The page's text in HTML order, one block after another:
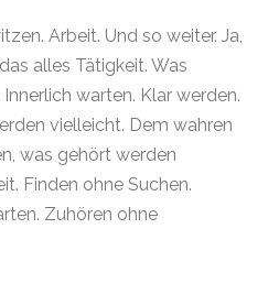
Arbeit. Und so weiter. Ja,
alles Tätigkeit. Was
warten. Klar werden.
vielleicht. Dem wahren
was gehört werden
Finden ohne Suchen.
Zuhören ohne